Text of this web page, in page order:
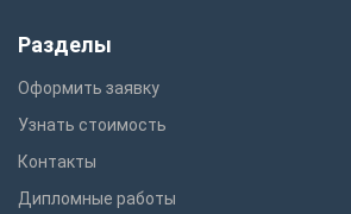
Разделы
Оформить заявку
Узнать стоимость
Контакты
Дипломные работы